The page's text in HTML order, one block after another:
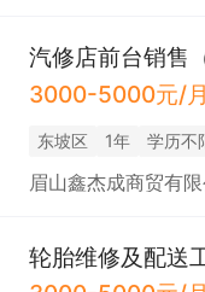
汽修店前台销售
3000-5000元/月
东坡区 1年 学历不
眉山鑫杰成商贸有限
轮胎维修及配送